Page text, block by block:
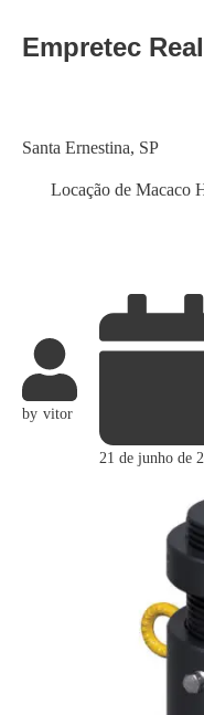
Empretec
Locação de Macaco
Category
Santa Ernestina, SP
by vitor
21 de junho de